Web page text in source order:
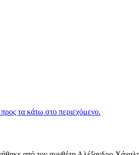
τα κάτω στο περιεχόμενο.